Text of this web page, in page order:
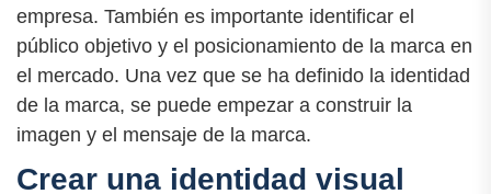
empresa. También es importante identificar el
público objetivo y el posicionamiento de la marca en
el mercado. Una vez que se ha definido la identidad
de la marca, se puede empezar a construir la
imagen y el mensaje de la marca.
Crear una identidad visual